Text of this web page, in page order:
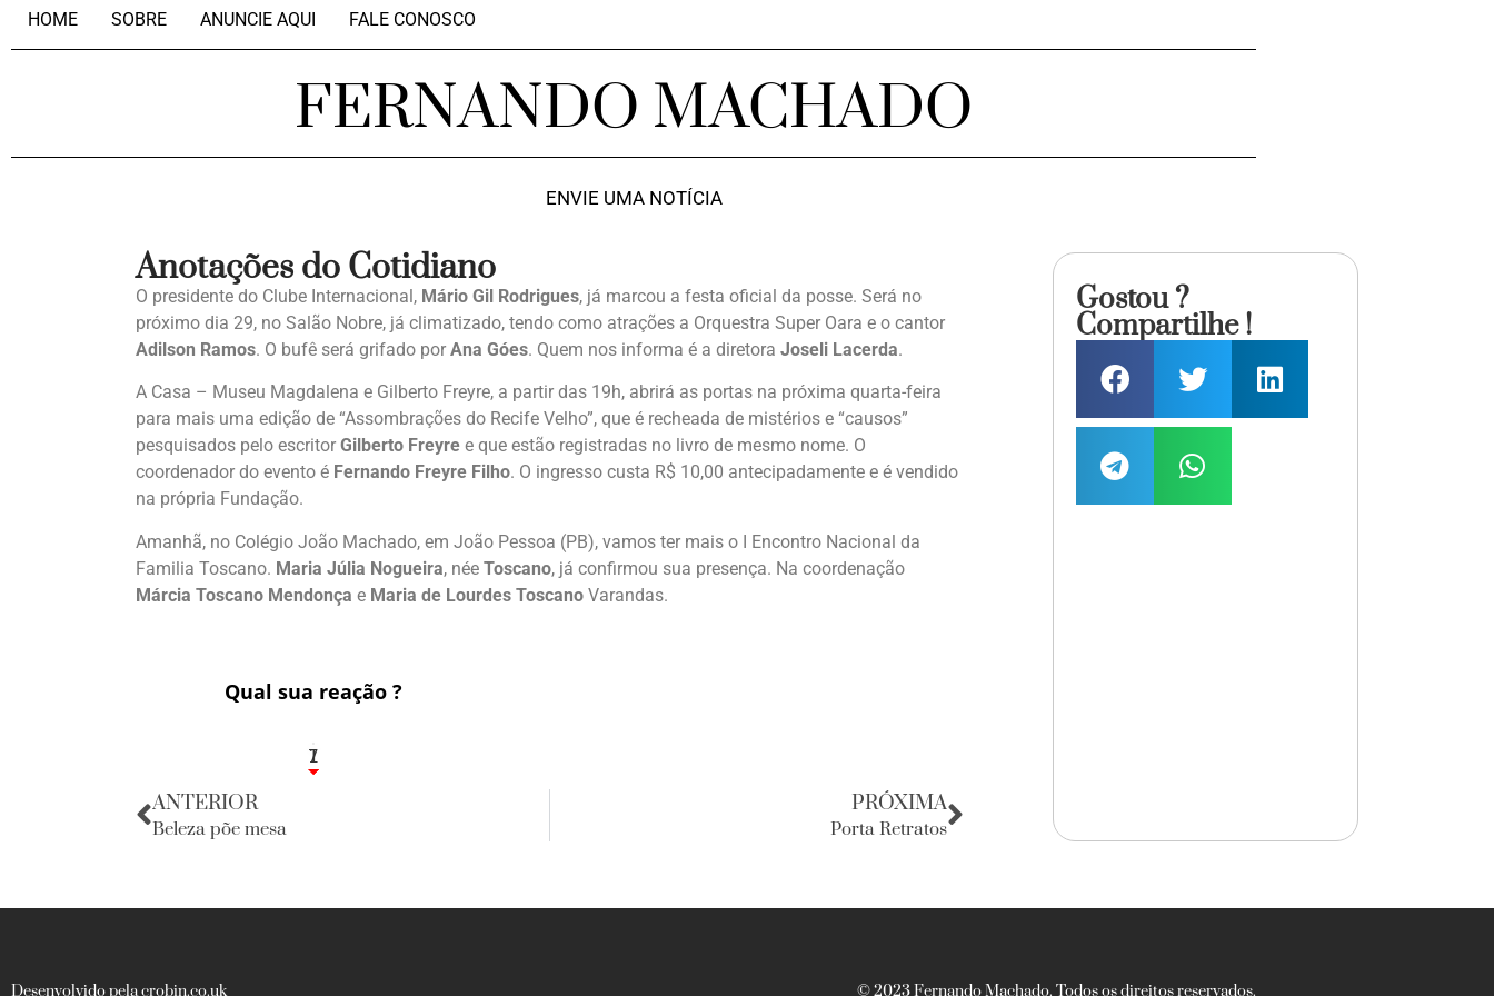
HOME SOBRE ANUNCIE AQUI FALE CONOSCO
FERNANDO MACHADO
ENVIE UMA NOTÍCIA
Anotações do Cotidiano
O presidente do Clube Internacional, Mário Gil Rodrigues, já marcou a festa oficial da posse. Será no
próximo dia 29, no Salão Nobre, já climatizado, tendo como atrações a Orquestra Super Oara e o cantor
Adilson Ramos. O bufê será grifado por Ana Góes. Quem nos informa é a diretora Joseli Lacerda.
A Casa – Museu Magdalena e Gilberto Freyre, a partir das 19h, abrirá as portas na próxima quarta-feira
para mais uma edição de “Assombrações do Recife Velho”, que é recheada de mistérios e “causos”
pesquisados pelo escritor Gilberto Freyre e que estão registradas no livro de mesmo nome. O
coordenador do evento é Fernando Freyre Filho. O ingresso custa R$ 10,00 antecipadamente e é vendido
na própria Fundação.
Amanhã, no Colégio João Machado, em João Pessoa (PB), vamos ter mais o I Encontro Nacional da
Familia Toscano. Maria Júlia Nogueira, née Toscano, já confirmou sua presença. Na coordenação
Márcia Toscano Mendonça e Maria de Lourdes Toscano Varandas.
Qual sua reação ?
1
7
ANTERIOR
Beleza põe mesa
PRÓXIMA
Porta Retratos
Gostou ?
Compartilhe !
Desenvolvido pela crobin.co.uk © 2023 Fernando Machado. Todos os direitos reservados.